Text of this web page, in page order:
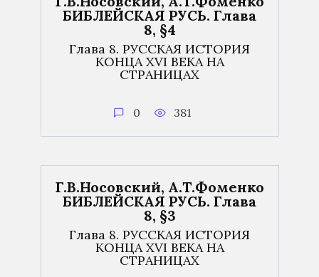
БИБЛЕЙСКАЯ РУСЬ. Глава
8, §4
Глава 8. РУССКАЯ ИСТОРИЯ
КОНЦА XVI ВЕКА НА
СТРАНИЦАХ
0 381
Г.В.Носовский, А.Т.Фоменко
БИБЛЕЙСКАЯ РУСЬ. Глава
8, §3
Глава 8. РУССКАЯ ИСТОРИЯ
КОНЦА XVI ВЕКА НА
СТРАНИЦАХ